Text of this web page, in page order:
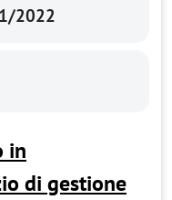
2022
in
di gestione